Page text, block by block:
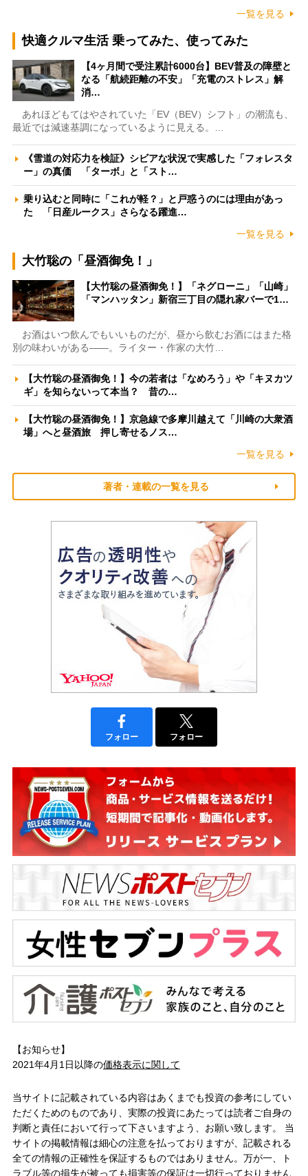
一覧を見る
快適クルマ生活 乗ってみた、使ってみた
【4ヶ月間で受注累計6000台】BEV普及の障壁と
なる「航続距離の不安」「充電のストレス」解
消…
あれほどもてはやされていた「EV（BEV）シフト」の潮流も、
最近では減速基調になっているように見える。…
《雪道の対応力を検証》シビアな状況で実感した「フォレスタ
ー」の真価 「ターボ」と「スト…
乗り込むと同時に「これが軽？」と戸惑うのには理由があっ
た 「日産ルークス」さらなる躍進…
一覧を見る
大竹聡の「昼酒御免！」
【大竹聡の昼酒御免！】「ネグローニ」「山崎」
「マンハッタン」新宿三丁目の隠れ家バーで1…
お酒はいつ飲んでもいいものだが、昼から飲むお酒にはまた格
別の味わいがある――。ライター・作家の大竹…
【大竹聡の昼酒御免！】今の若者は「なめろう」や「キヌカツ
ギ」を知らないって本当？ 昔の…
【大竹聡の昼酒御免！】京急線で多摩川越えて「川崎の大衆酒
場」へと昼酒旅 押し寄せるノス…
一覧を見る
著者・連載の一覧を見る
フォロー フォロー
【お知らせ】
2021年4月1日以降の価格表示に関して
当サイトに記載されている内容はあくまでも投資の参考にしてい
ただくためのものであり、実際の投資にあたっては読者ご自身の
判断と責任において行って下さいますよう、お願い致します。 当
サイトの掲載情報は細心の注意を払っておりますが、記載される
全ての情報の正確性を保証するものではありません。万が一、ト
ラブル等の損失が被っても損害等の保証は一切行っておりません